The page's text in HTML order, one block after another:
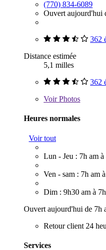
(770) 834-6089
Ouvert aujourd'hui
362
Distance estimée
5,1 milles
362
VoirPhotos
Heures normales
Voir tout
Lun - Jeu : 7h am
Ven - sam : 7h am
Dim : 9h30 am à
Ouvert aujourd'hui de 7h
Retour client 24
Services